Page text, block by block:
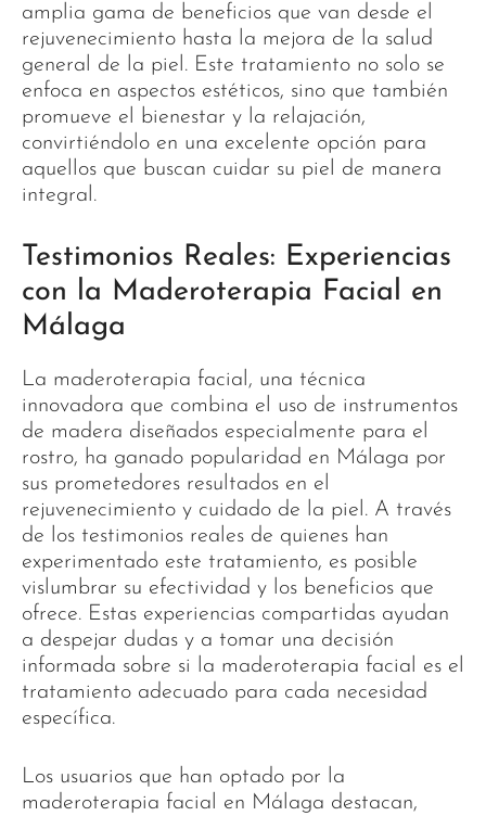
amplia gama de beneficios que van desde el
rejuvenecimiento hasta la mejora de la salud
general de la piel. Este tratamiento no solo se
enfoca en aspectos estéticos, sino que también
promueve el bienestar y la relajación,
convirtiéndolo en una excelente opción para
aquellos que buscan cuidar su piel de manera
integral.
Testimonios Reales: Experiencias
con la Maderoterapia Facial en
Málaga
La maderoterapia facial, una técnica
innovadora que combina el uso de instrumentos
de madera diseñados especialmente para el
rostro, ha ganado popularidad en Málaga por
sus prometedores resultados en el
rejuvenecimiento y cuidado de la piel. A través
de los testimonios reales de quienes han
experimentado este tratamiento, es posible
vislumbrar su efectividad y los beneficios que
ofrece. Estas experiencias compartidas ayudan
a despejar dudas y a tomar una decisión
informada sobre si la maderoterapia facial es el
tratamiento adecuado para cada necesidad
específica.
Los usuarios que han optado por la
maderoterapia facial en Málaga destacan,